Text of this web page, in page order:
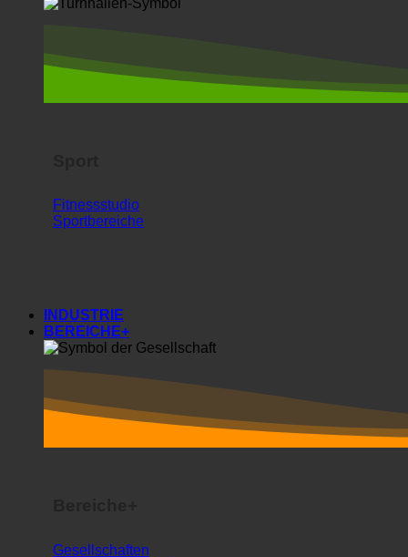
Fitnessstudio
Sportbereiche
INDUSTRIE
BEREICHE+
Gesellschaften